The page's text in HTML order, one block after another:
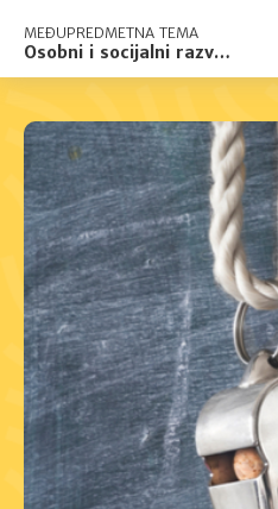
MEĐUPREDMETNA TEMA
Osobni i socijalni razvoj
- izjava o